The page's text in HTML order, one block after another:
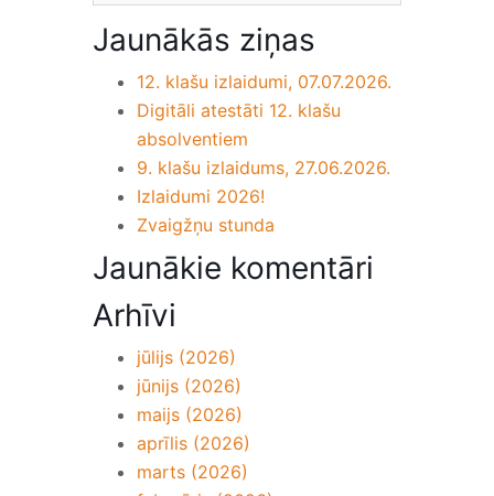
Jaunākās ziņas
12. klašu izlaidumi, 07.07.2026.
Digitāli atestāti 12. klašu
absolventiem
9. klašu izlaidums, 27.06.2026.
Izlaidumi 2026!
Zvaigžņu stunda
Jaunākie komentāri
Arhīvi
jūlijs (2026)
jūnijs (2026)
maijs (2026)
aprīlis (2026)
marts (2026)